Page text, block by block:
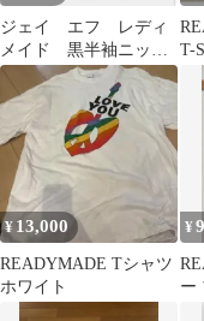
ジェイ エフ レディ
メイド 黒半袖ニッ
ト ジーンズファクト
リー
T-
¥ 13,000
READYMADE Tシャツ
ホワイト
¥
ー